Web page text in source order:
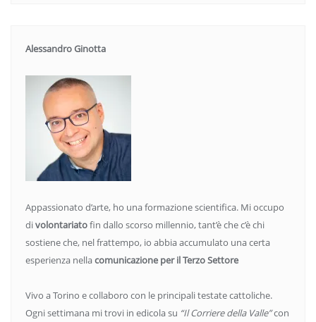
Alessandro Ginotta
Appassionato d’arte, ho una formazione scientifica. Mi occupo
divolontariatofin dallo scorso millennio, tant’è che c’è chi
sostiene che, nel frattempo, io abbia accumulato una certa
esperienza nellacomunicazione per il Terzo Settore
Vivo a Torino e collaboro con le principali testate cattoliche.
Ogni settimana mi trovi in edicola su “Il Corriere della Valle”con